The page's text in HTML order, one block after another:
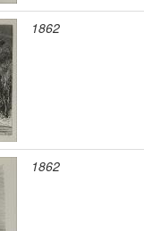
1862
1862